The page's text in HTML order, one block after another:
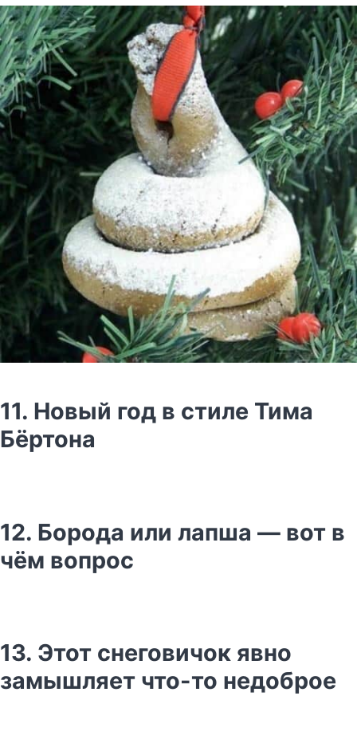
11. Новый год в стиле Тима
Бёртона
12. Борода или лапша — вот в
чём вопрос
13. Этот снеговичок явно
замышляет что-то недоброе